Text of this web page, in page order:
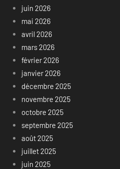
juin 2026
mai 2026
avril 2026
mars 2026
février 2026
janvier 2026
décembre 2025
novembre 2025
octobre 2025
septembre 2025
août 2025
juillet 2025
juin 2025